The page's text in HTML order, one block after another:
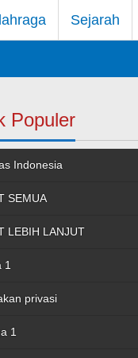
Sejarah
Populer
Indonesia
SEMUA
LEBIH LANJUT
1
privasi
1